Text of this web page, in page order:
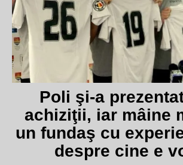
Poli şi-a
achiziţii, iar mâine
un fundaş cu
despre cine e